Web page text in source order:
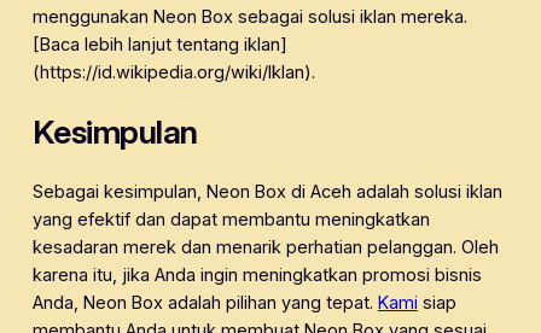
menggunakan Neon Box sebagai solusi iklan mereka.
[Baca lebih lanjut tentang iklan]
(https://id.wikipedia.org/wiki/Iklan).
Kesimpulan
Sebagai kesimpulan, Neon Box di Aceh adalah solusi iklan
yang efektif dan dapat membantu meningkatkan
kesadaran merek dan menarik perhatian pelanggan. Oleh
karena itu, jika Anda ingin meningkatkan promosi bisnis
Anda, Neon Box adalah pilihan yang tepat. Kami siap